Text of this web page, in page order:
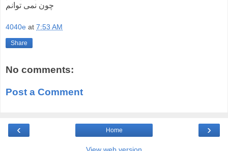
چون نمی توانم
4040e at 7:53 AM
Share
No comments:
Post a Comment
‹ ›
Home